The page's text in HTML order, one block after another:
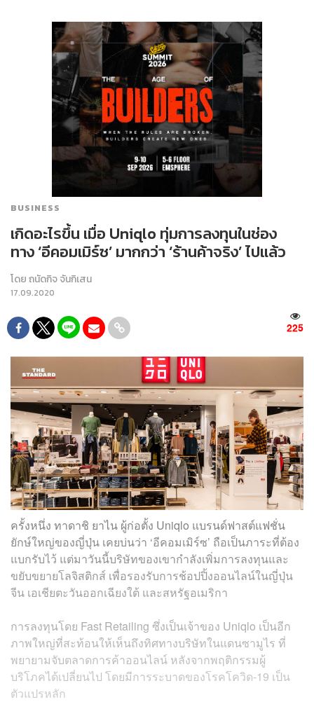
BUSINESS
เกิดอะไรขึ้น เมื่อ Uniqlo ทุ่มการลงทุนในช่อง
ทาง ‘อีคอมเมิร์ซ’ มากกว่า ‘ร้านค้าจริง’ ไปแล้ว
โดยถนัดกิจ จันกิเสน
17.09.2020
225
ครั้งหนึ่ง ทาดาชิ ยาไน ผู้ก่อตั้ง Uniqlo แบรนด์ฟาสต์แฟชั่น
ยักษ์ใหญ่ของญี่ปุ่น เคยบ่นว่า ‘อีคอมเมิร์ซ’ ถือเป็นภาระที่ต้อง
แบกรับไว้ แต่มาวันนี้บริษัทของเขากำลังเพิ่มการลงทุนและ
ขยับขยายโลจิสติกส์ เพื่อรองรับการช้อปปิ้งออนไลน์ในญี่ปุ่น
จีน เอเชียตะวันออกเฉียงใต้ และสหรัฐอเมริกา
การลงทุนโดย Fast Retailing ซึ่งเป็นเจ้าของ Uniqlo เป็นอีก
ภาพใหญ่ที่สะท้อนให้เห็นถึงทิศทางบริษัทในแดนซามูไร ที่
พยายามจับตลาดการค้าออนไลน์ หลังจากพฤติกรรมผู้
บริโภคได้เปลี่ยนไป โดยมีการระบาดของโรคโควิด-19 เป็น
ตัวแปรหลัก